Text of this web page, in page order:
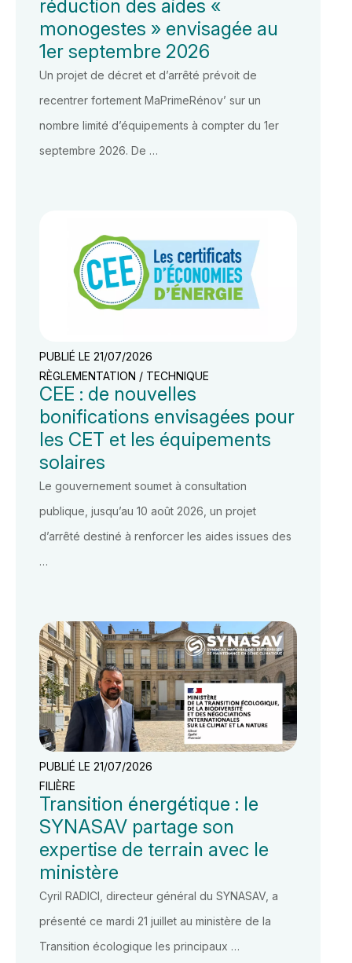
réduction des aides «
monogestes » envisagée au
1er septembre 2026
Un projet de décret et d’arrêté prévoit de
recentrer fortement MaPrimeRénov’ sur un
nombre limité d’équipements à compter du 1er
septembre 2026. De …
PUBLIÉ LE 21/07/2026
RÈGLEMENTATION / TECHNIQUE
CEE : de nouvelles
bonifications envisagées pour
les CET et les équipements
solaires
Le gouvernement soumet à consultation
publique, jusqu’au 10 août 2026, un projet
d’arrêté destiné à renforcer les aides issues des
…
PUBLIÉ LE 21/07/2026
FILIÈRE
Transition énergétique : le
SYNASAV partage son
expertise de terrain avec le
ministère
Cyril RADICI, directeur général du SYNASAV, a
présenté ce mardi 21 juillet au ministère de la
Transition écologique les principaux …